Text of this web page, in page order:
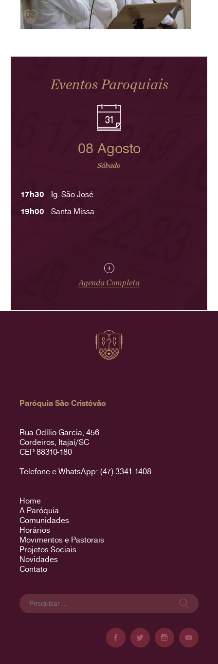
Eventos Paroquiais
08 Agosto
Sábado
17h30
Ig. São José
19h00
Santa Missa
+
Agenda Completa
Paróquia São Cristóvão
Rua Odílio Garcia, 456
Cordeiros, Itajaí/SC
CEP 88310-180
Telefone e WhatsApp: (47) 3341-1408
Home
A Paróquia
Comunidades
Horários
Movimentos e Pastorais
Projetos Sociais
Novidades
Contato
Pesquisar
por: